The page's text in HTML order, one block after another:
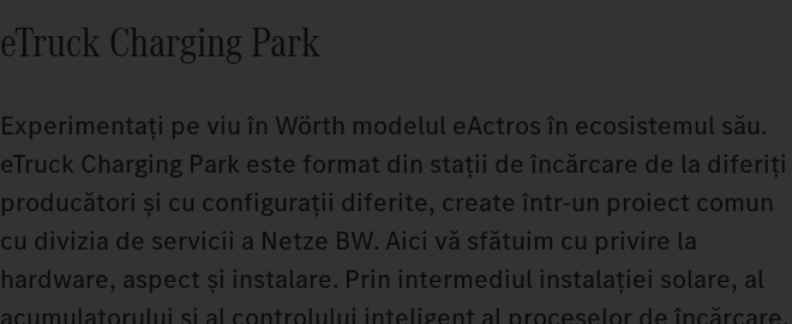
eTruck Charging Park
Experimentați pe viu în Wörth modelul eActros în ecosistemul său.
eTruck Charging Park este format din stații de încărcare de la diferiți
producători și cu configurații diferite, create într-un proiect comun
cu divizia de servicii a Netze BW. Aici vă sfătuim cu privire la
hardware, aspect și instalare. Prin intermediul instalației solare, al